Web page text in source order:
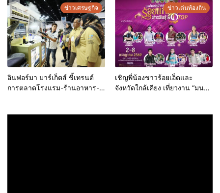
ประกอบการคุณภาพ ยกระดับ
มาตรฐาน สร้างความเชื่อมั่นให้ผู้
บริโภค
ข่าวเศรษฐกิจ
อินฟอร์มา มาร์เก็ตส์ ชี้เทรนด์
การตลาดโรงแรม-ร้านอาหาร-
ข่าวเด่นท้องถิ่น
เชิญพี่น้องชาวร้อยเอ็ดและ
จังหวัดใกล้เคียง เที่ยวงาน “มนต์